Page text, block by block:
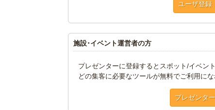
ユーザ登録
施設･イベント運営者の方
プレゼンターに登録するとスポット/イベン
どの集客に必要なツールが無料でご利用にな
プレゼンタ